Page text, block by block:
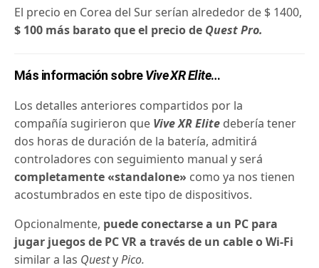
El precio en Corea del Sur serían alrededor de $ 1400,
$ 100 más barato que el precio de Quest Pro.
Más información sobreVive XR Elite…
Los detalles anteriores compartidos por la
compañía sugirieron que Vive XR Elite debería tener
dos horas de duración de la batería, admitirá
controladores con seguimiento manual y será
completamente «standalone» como ya nos tienen
acostumbrados en este tipo de dispositivos.
Opcionalmente, puede conectarse a un PC para
jugar juegos de PC VR a través de un cable o Wi-Fi
similar a las QuestyPico.